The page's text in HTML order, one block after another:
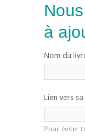
à
Nom du
Lien vers
Pour éviter